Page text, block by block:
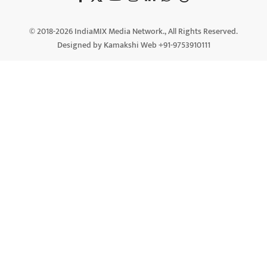
© 2018-2026 IndiaMIX Media Network., All Rights Reserved.
Designed by Kamakshi Web +91-9753910111